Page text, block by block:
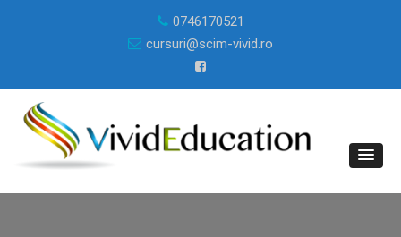
0746170521
cursuri@scim-vivid.ro